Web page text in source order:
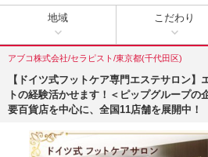
地域 こだわり
アブコ株式会社/セラピスト/東京都(千代田区)
【ドイツ式フットケア専門エステサロン】
トの経験活かせます！＜ピップグループの
要百貨店を中心に、全国11店舗を展開中！